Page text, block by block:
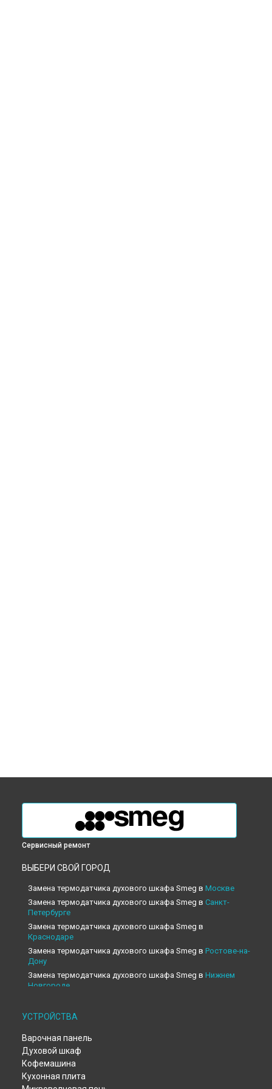
Сервисный ремонт
ВЫБЕРИ СВОЙ ГОРОД
Замена термодатчика духового шкафа Smeg в Москве
Замена термодатчика духового шкафа Smeg в Санкт-
Петербурге
Замена термодатчика духового шкафа Smeg в
Краснодаре
Замена термодатчика духового шкафа Smeg в Ростове-на-
Дону
Замена термодатчика духового шкафа Smeg в Нижнем
Новгороде
Новосибирске
Замена термодатчика духового шкафа Smeg в
Екатеринбурге
Замена термодатчика духового шкафа Smeg в
Замена термодатчика духового шкафа Smeg в
УСТРОЙСТВА
Варочная панель
Духовой шкаф
Кофемашина
Кухонная плита